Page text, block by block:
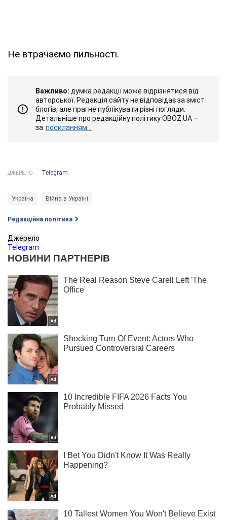
Не втрачаємо пильності.
Важливо: думка редакції може відрізнятися від
авторської. Редакція сайту не відповідає за зміст
блогів, але прагне публікувати різні погляди.
Детальніше про редакційну політику OBOZ.UA –
за посиланням...
ДЖЕРЕЛО: Telegram
Україна Війна в Україні
Редакційна політика
Джерело
Telegram